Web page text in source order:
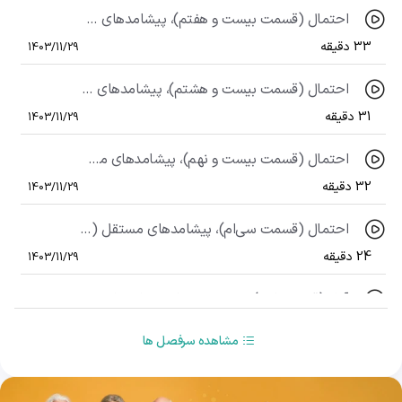
احتمال (قسمت بیست و هفتم)، پیشامدهای مستقل (قسمت اول)
33 دقیقه 1403/11/29
احتمال (قسمت بیست و هشتم)، پیشامدهای مستقل (قسمت دوم)
31 دقیقه 1403/11/29
احتمال (قسمت بیست و نهم)، پیشامدهای مستقل (قسمت سوم)
32 دقیقه 1403/11/29
احتمال (قسمت سی‌ام)، پیشامدهای مستقل (قسمت چهارم)
24 دقیقه 1403/11/29
آمار (قسمت اول)، توصیف و نمایش داده‌ها
1403/11/29
مشاهده سرفصل ها